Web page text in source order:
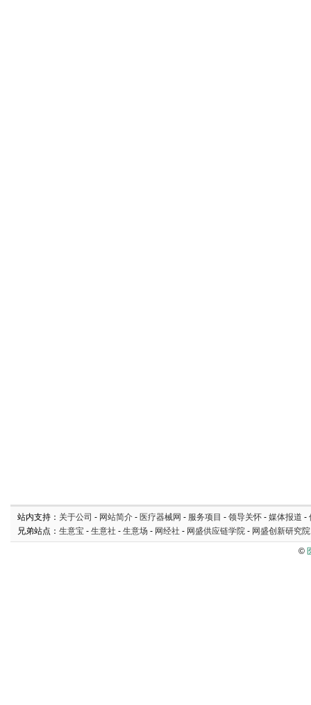
站内支持： 关于公司 - 网站简介 - 医疗器械网 - 服务项目 - 领导关怀 - 媒体报道 -
兄弟站点： 生意宝 - 生意社 - 生意场 - 网经社 - 网盛供应链学院 - 网盛创新研究院
©